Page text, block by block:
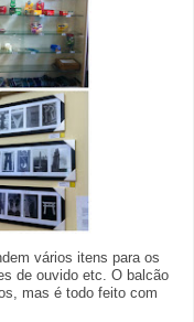
vários itens para os
de ouvido etc. O balcão
mas é todo feito com